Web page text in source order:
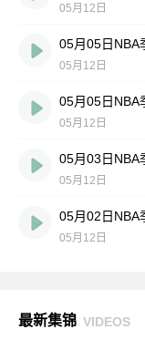
05月12日
05月12日
05月12日
05月12日
05月02日NBA
05月12日
最新集锦 VIDEOS